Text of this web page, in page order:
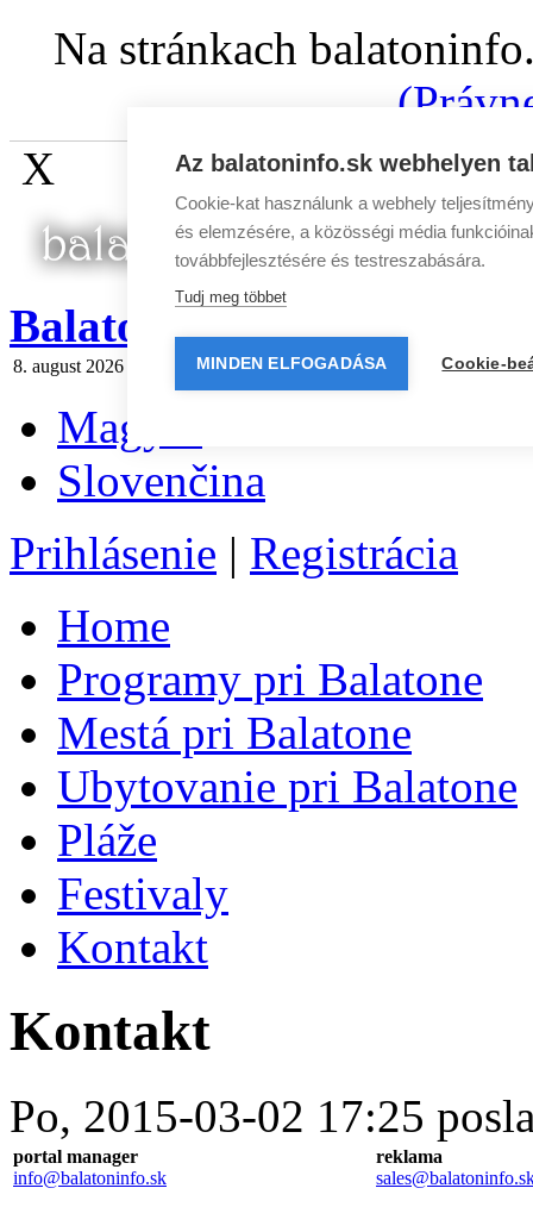
Na stránkach
X
BalatonInfo.sk
8. august 2026 sobota Dnes:OskárZajtra:Ľubomíra Spravodaj|
Magyar
Slovenčina
Prihlásenie | Registrácia
Home
Programy pri Balatone
Mestá pri Balatone
Ubytovanie pri Balatone
Pláže
Festivaly
Kontakt
Kontakt
Po, 2015-03-02 17:25
portal manager
info@balatoninfo.sk
reklama
sales@balatoninfo
Az balatoninfo.sk webhelyen
Cookie-kat használunk a webhely
és elemzésére, a közösségi média
továbbfejlesztésére és testreszabására.
Tudj meg többet
MINDEN ELFOGADÁSA Cookie-